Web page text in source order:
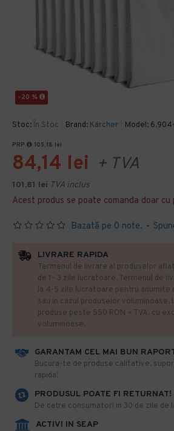
-20 %
Stoc: În Stoc Brand: Kärcher Model:
Bazată pe 0 note. -
PRP 105,18 lei
84,14 lei + TVA
101,81 lei TVA inclus
Acest produs se poate comanda doar cu
GARANTAM CEL MAI BUN
​Bucura-te de produse calitative,
rapida!
PRODUSUL POATE FI RETURNAT!
De catre consumatori in 30 de zile de
ACTIVI IN SEAP
LIVRARE RAPIDA
Termenul de livrare al produselor
de 1- 3 zile lucratoare. Termenul de
la 4-5 zile lucratoare pentru anumite
sau in cazul produselor
produse peste 550 RON + TVA, cu
voluminoase.